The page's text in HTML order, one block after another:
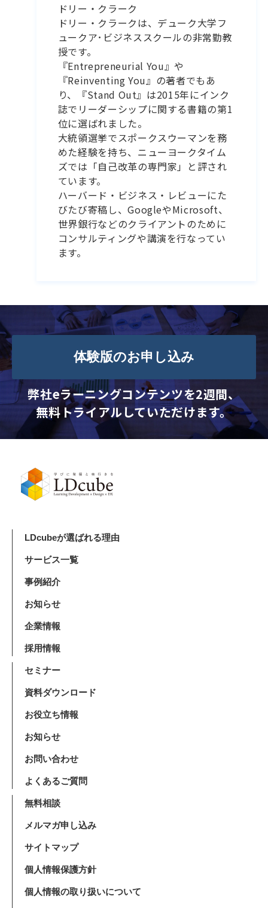
ドリー・クラーク
ドリー・クラークは、デューク大学フ
ュークア･ビジネススクールの非常勤教
授です。
『Entrepreneurial You』や
『Reinventing You』の著者でもあ
り、『Stand Out』は2015年にインク
誌でリーダーシップに関する書籍の第1
位に選ばれました。
大統領選挙でスポークスウーマンを務
めた経験を持ち、ニューヨークタイム
ズでは「自己改革の専門家」と評され
ています。
ハーバード・ビジネス・レビューにた
びたび寄稿し、GoogleやMicrosoft、
世界銀行などのクライアントのために
コンサルティングや講演を行なってい
ます。
体験版のお申し込み
弊社eラーニングコンテンツを2週間、
無料トライアルしていただけます。
LDcubeが選ばれる理由
サービス一覧
事例紹介
お知らせ
企業情報
採用情報
セミナー
資料ダウンロード
お役立ち情報
お知らせ
お問い合わせ
よくあるご質問
無料相談
メルマガ申し込み
サイトマップ
個人情報保護方針
個人情報の取り扱いについて